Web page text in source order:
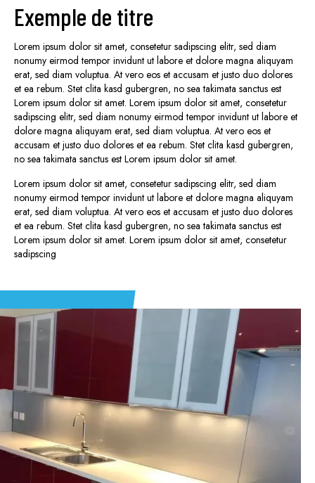
Exemple de titre
Lorem ipsum dolor sit amet, consetetur sadipscing elitr, sed diam
nonumy eirmod tempor invidunt ut labore et dolore magna aliquyam
erat, sed diam voluptua. At vero eos et accusam et justo duo dolores
et ea rebum. Stet clita kasd gubergren, no sea takimata sanctus est
Lorem ipsum dolor sit amet. Lorem ipsum dolor sit amet, consetetur
sadipscing elitr, sed diam nonumy eirmod tempor invidunt ut labore et
dolore magna aliquyam erat, sed diam voluptua. At vero eos et
accusam et justo duo dolores et ea rebum. Stet clita kasd gubergren,
no sea takimata sanctus est Lorem ipsum dolor sit amet.
Lorem ipsum dolor sit amet, consetetur sadipscing elitr, sed diam
nonumy eirmod tempor invidunt ut labore et dolore magna aliquyam
erat, sed diam voluptua. At vero eos et accusam et justo duo dolores
et ea rebum. Stet clita kasd gubergren, no sea takimata sanctus est
Lorem ipsum dolor sit amet. Lorem ipsum dolor sit amet, consetetur
sadipscing